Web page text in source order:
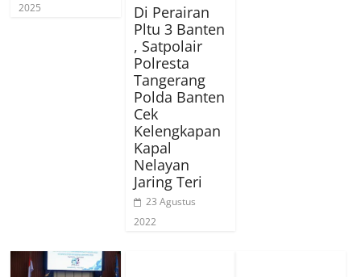
2025
Di Perairan
Pltu 3 Banten
, Satpolair
Polresta
Tangerang
Polda Banten
Cek
Kelengkapan
Kapal
Nelayan
Jaring Teri
23 Agustus
2022